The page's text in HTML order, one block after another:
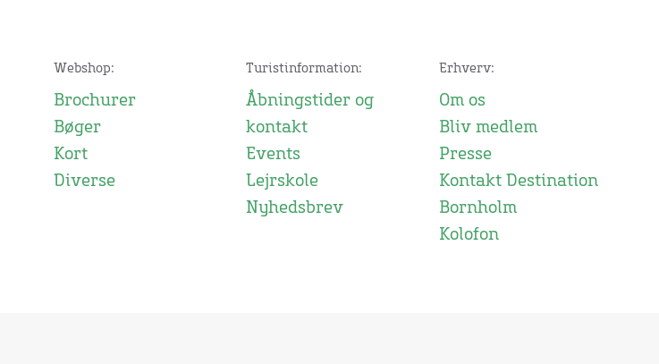
Webshop:
Brochurer
Bøger
Kort
Diverse
Turistinformation:
Åbningstider og
kontakt
Events
Lejrskole
Nyhedsbrev
Erhverv:
Om os
Bliv medlem
Presse
Kontakt Destination
Bornholm
Kolofon